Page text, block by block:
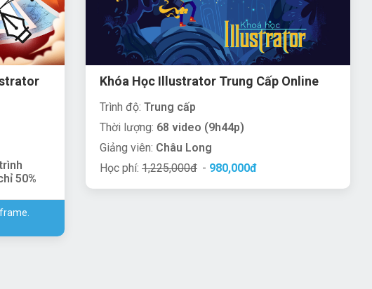
50%
Khóa Học Illustrator Trung Cấp Online
Trình độ: Trung cấp
Thời lượng: 68 video (9h44p)
Giảng viên: Châu Long
Học phí: 1,225,000đ - 980,000đ